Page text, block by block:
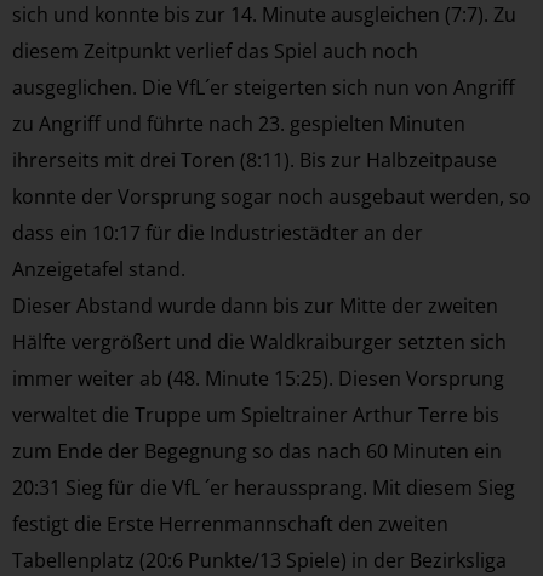
sich und konnte bis zur 14. Minute ausgleichen (7:7). Zu
diesem Zeitpunkt verlief das Spiel auch noch
ausgeglichen. Die VfL´er steigerten sich nun von Angriff
zu Angriff und führte nach 23. gespielten Minuten
ihrerseits mit drei Toren (8:11). Bis zur Halbzeitpause
konnte der Vorsprung sogar noch ausgebaut werden, so
dass ein 10:17 für die Industriestädter an der
Anzeigetafel stand.
Dieser Abstand wurde dann bis zur Mitte der zweiten
Hälfte vergrößert und die Waldkraiburger setzten sich
immer weiter ab (48. Minute 15:25). Diesen Vorsprung
verwaltet die Truppe um Spieltrainer Arthur Terre bis
zum Ende der Begegnung so das nach 60 Minuten ein
20:31 Sieg für die VfL ´er heraussprang. Mit diesem Sieg
festigt die Erste Herrenmannschaft den zweiten
Tabellenplatz (20:6 Punkte/13 Spiele) in der Bezirksliga